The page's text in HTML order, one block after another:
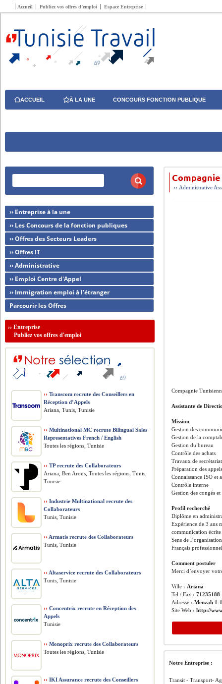
Accueil Publiez vos offres d’emploi Espace Entreprise
ACCUEIL À LA UNE CONCOURS FONCTION PUBLIQUE
›› Administrative
Compagnie
Assistante de
Mission
Gestion des
Gestion de la
Gestion du bureau
Contrôle des achats
Travaux de
Préparation des
Connaissance ISO et
Contrôle interne
Gestion des congés
Profil recherché
Diplôme en
Expérience de 3 ans
communication
Sens de
Français
Comment postuler
Merci d’envoyer
Ville › Ariana
Tel / Fax ›71235188
Adresse ›Menzah 1-
Site Web ›http://
Notre Entreprise :
Transit - Transport-
›› Entreprise à la une
›› Les Concours de la fonction publiques
›› Offres des Secteurs Leaders
›› Offres IT
›› Administrative
›› Emploi Centre d'Appel
›› Immigration emploi à l'étranger
Parcourir les Offres
››Entreprise
Publiez vos offres d'emploi
›› Transcom recrute des Conseillers en
Réception d’Appels
Ariana, Tunis, Tunisie
›› Multinational MC recrute Bilingual Sales
Representatives French / English
Toutes les régions, Tunisie
›› TP recrute des Collaborateurs
Ariana, Ben Arous, Toutes les régions, Tunis,
Tunisie
›› Industrie Multinational recrute des
Collaborateurs
Tunis, Tunisie
›› Armatis recrute des Collaborateurs
Tunis, Tunisie
›› Altaservice recrute des Collaborateurs
Tunis, Tunisie
›› Concentrix recrute en Réception des
Appels
Tunisie
›› Monoprix recrute des Collaborateurs
Toutes les régions, Tunisie
›› IKI Assurance recrute des Conseillers